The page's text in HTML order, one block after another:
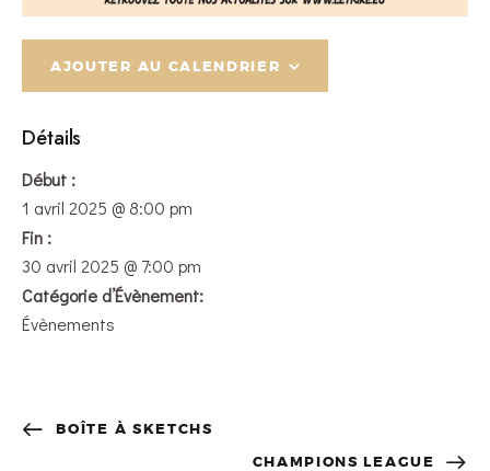
AJOUTER AU CALENDRIER
Détails
Début :
1 avril 2025 @ 8:00 pm
Fin :
30 avril 2025 @ 7:00 pm
Catégorie d’Évènement:
Évènements
BOÎTE À SKETCHS
CHAMPIONS LEAGUE